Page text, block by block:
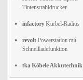
Tintenstrahldrucker
infactory Kurbel-Radios
revolt Powerstation mit
Schnellladefunktion
tka Köbele Akkutechnik